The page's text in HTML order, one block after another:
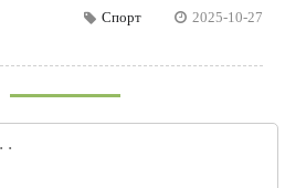
Спорт 2025-10-27